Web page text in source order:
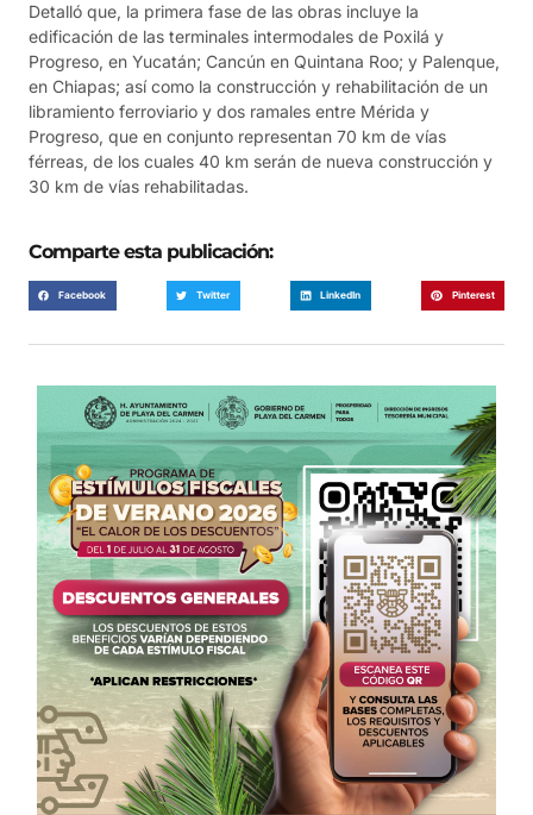
Detalló que, la primera fase de las obras incluye la
edificación de las terminales intermodales de Poxilá y
Progreso, en Yucatán; Cancún en Quintana Roo; y Palenque,
en Chiapas; así como la construcción y rehabilitación de un
libramiento ferroviario y dos ramales entre Mérida y
Progreso, que en conjunto representan 70 km de vías
férreas, de los cuales 40 km serán de nueva construcción y
30 km de vías rehabilitadas.
Comparte esta publicación:
Facebook Twitter LinkedIn Pinterest